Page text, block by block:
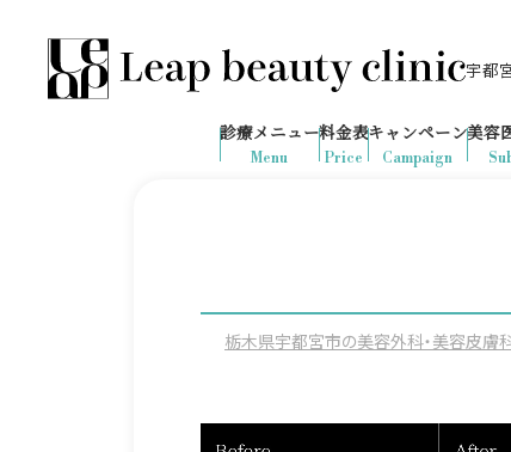
宇都
の予約が入りました
診療時間：10:00-19:00
（土日祝日対応）
Menu
診療メニュー
Price
料金表
Campaign
キャンペーン美容
栃木県宇都宮市の美容外科・美容皮